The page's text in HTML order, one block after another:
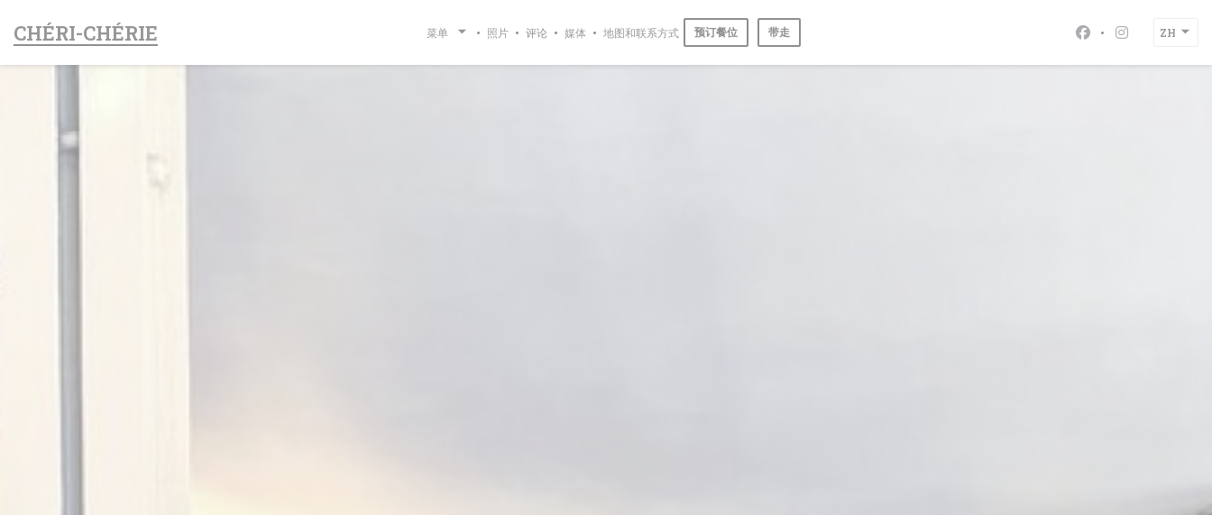
CHÉRI-CHÉRIE 菜单 照片 评论 媒体 地图和联系方式 预订餐位 带走 Facebook ((在新窗
Instagram ((
ZH